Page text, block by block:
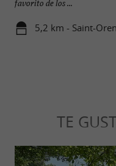
favorito de los ...
5,2 km - Saint-
TE